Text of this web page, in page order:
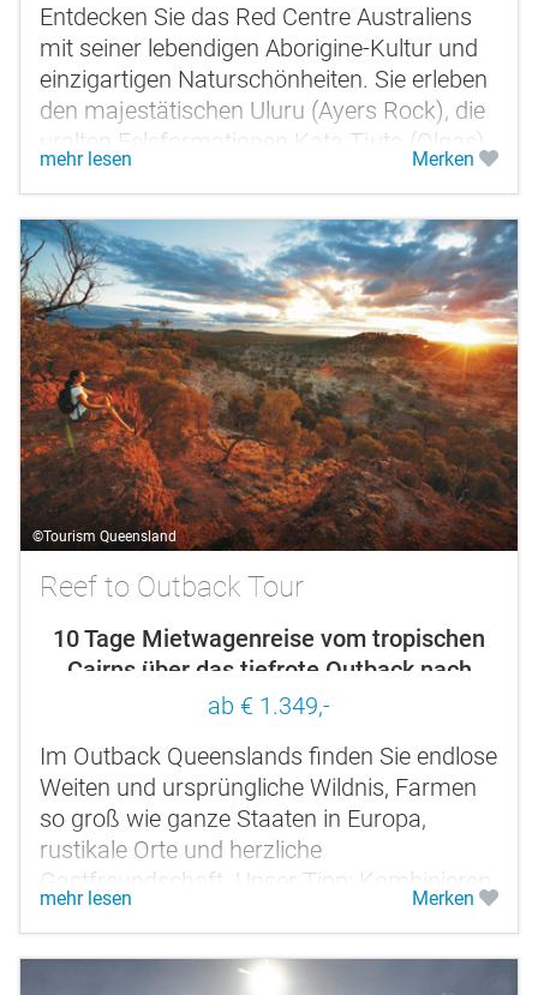
Entdecken Sie das Red Centre Australiens
mit seiner lebendigen Aborigine-Kultur und
einzigartigen Naturschönheiten. Sie erleben
den majestätischen Uluru (Ayers Rock), die
uralten Felsformationen Kata Tjuta (Olgas),
die Western MacDonnell...
mehr lesen Merken
©Tourism Queensland
Reef to Outback Tour
10 Tage Mietwagenreise vom tropischen
Cairns über das tiefrote Outback nach
Brisbane
ab € 1.349,-
Im Outback Queenslands finden Sie endlose
Weiten und ursprüngliche Wildnis, Farmen
so groß wie ganze Staaten in Europa,
rustikale Orte und herzliche
Gastfreundschaft. Unser Tipp: Kombinieren
Sie die Tour durch das Outback mit einer
Reise...
mehr lesen Merken